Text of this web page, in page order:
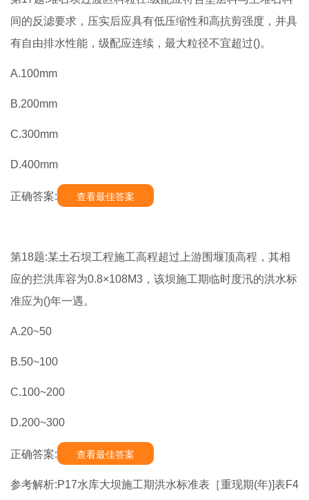
间的反滤要求，压实后应具有低压缩性和高抗剪强度，并具
有自由排水性能，级配应连续，最大粒径不宜超过()。
A.100mm
B.200mm
C.300mm
D.400mm
正确答案: 查看最佳答案
第18题:某土石坝工程施工高程超过上游围堰顶高程，其相
应的拦洪库容为0.8×108M3，该坝施工期临时度汛的洪水标
准应为()年一遇。
A.20~50
B.50~100
C.100~200
D.200~300
正确答案: 查看最佳答案
参考解析:P17水库大坝施工期洪水标准表［重现期(年)]表F4